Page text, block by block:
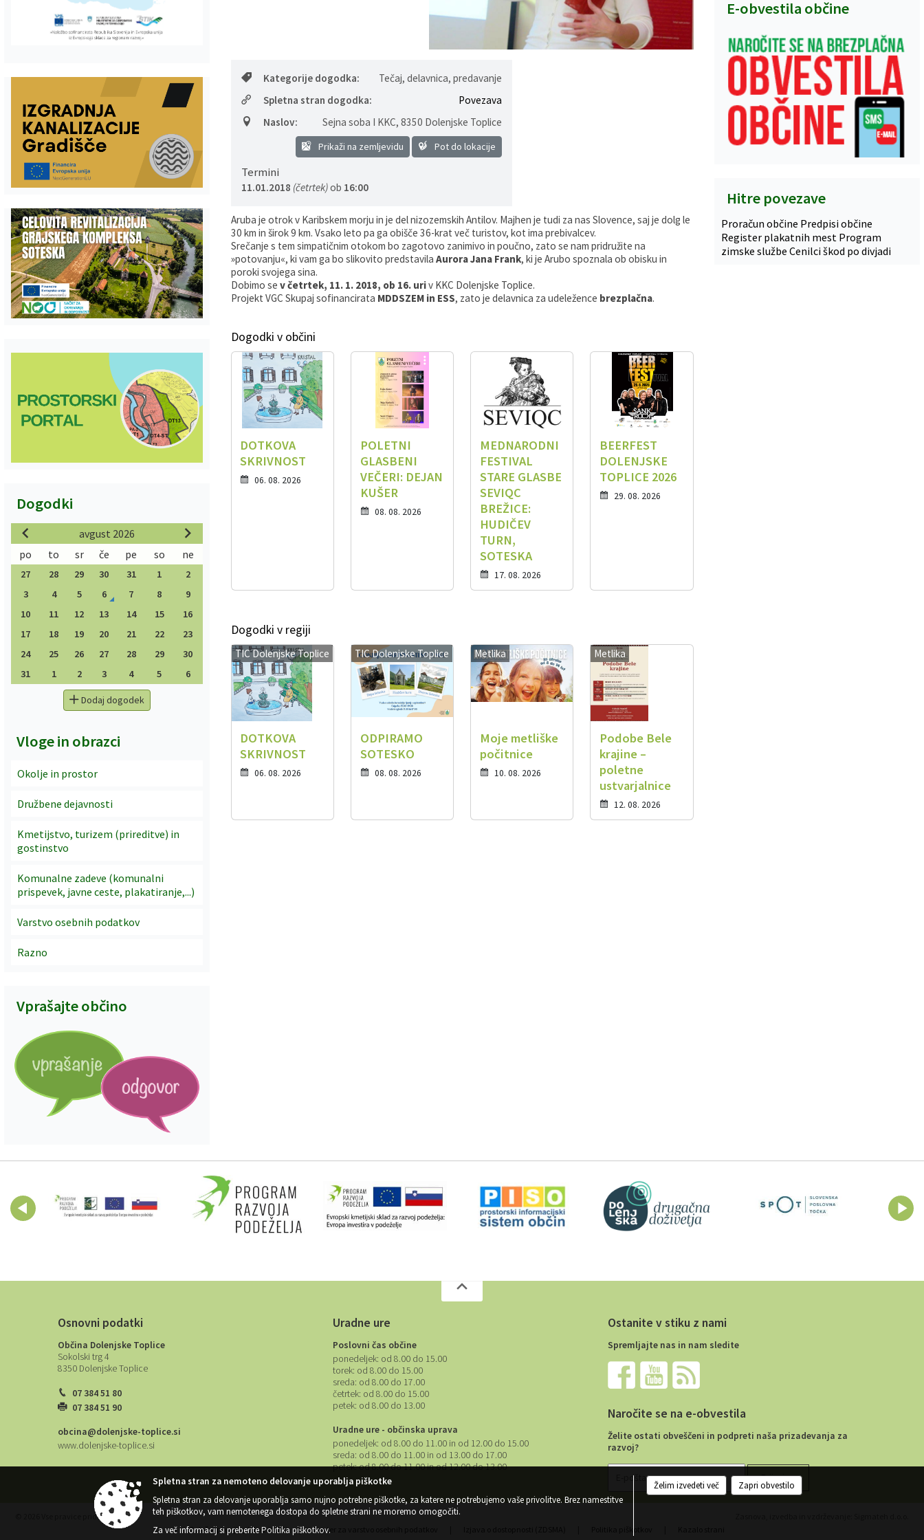
Kategorije dogodka:
Tečaj, delavnica, predavanje
Spletna stran dogodka:
Povezava
Naslov:
Sejna soba I KKC, 8350 Dolenjske Toplice
Prikaži na zemljevidu Pot do lokacije
Termini
11.01.2018 (četrtek)ob 16:00
Aruba je otrok v Karibskem morju in je del nizozemskih Antilov. Majhen je tudi za nas Slovence, saj je dolg le
30 km in širok 9 km. Vsako leto pa ga obišče 36-krat več turistov, kot ima prebivalcev.
Srečanje s tem simpatičnim otokom bo zagotovo zanimivo in poučno, zato se nam pridružite na
»potovanju«, ki vam ga bo slikovito predstavila Aurora Jana Frank, ki je Arubo spoznala ob obisku in
poroki svojega sina.
Dobimo se v četrtek, 11. 1. 2018, ob 16. uriv KKC Dolenjske Toplice.
Projekt VGC Skupaj sofinancirata MDDSZEM in ESS, zato je delavnica za udeležence brezplačna.
Dogodki v občini
DOTKOVA
SKRIVNOST
06. 08. 2026
POLETNI
GLASBENI
VEČERI: DEJAN
KUŠER
08. 08. 2026
MEDNARODNI
FESTIVAL
STARE GLASBE
SEVIQC
BREŽICE:
HUDIČEV
TURN,
SOTESKA
17. 08. 2026
BEERFEST
DOLENJSKE
TOPLICE 2026
29. 08. 2026
Dogodki v regiji
TIC Dolenjske Toplice
DOTKOVA
SKRIVNOST
06. 08. 2026
TIC Dolenjske Toplice
ODPIRAMO
SOTESKO
08. 08. 2026
Metlika
Moje metliške
počitnice
10. 08. 2026
Metlika
Podobe Bele
krajine –
poletne
ustvarjalnice
12. 08. 2026
Dogodki
avgust 2026
po
to sr če pe so ne
27 28 29 30 31 1
2
3
4 5 6 7 8
9
10
11 12 13 14 15
16
17
18 19 20 21 22
23
24
25 26 27 28 29
30
31
1 2 3 4 5 6
Dodaj dogodek
Vloge in obrazci
Okolje in prostor
Družbene dejavnosti
Kmetijstvo, turizem (prireditve) in
gostinstvo
Komunalne zadeve (komunalni
prispevek, javne ceste, plakatiranje,...)
Varstvo osebnih podatkov
Razno
Vprašajte občino
E-obvestila občine
Hitre povezave
Proračun občine Predpisi občine
Register plakatnih mest Program
zimske službe Cenilci škod po divjadi
Osnovni podatki
Občina Dolenjske Toplice
Sokolski trg 4
8350 Dolenjske Toplice
07 384 51 80
07 384 51 90
obcina@dolenjske-toplice.si
www.dolenjske-toplice.si
Uradne ure
Poslovni čas občine
ponedeljek: od 8.00 do 15.00
torek: od 8.00 do 15.00
sreda: od 8.00 do 17.00
četrtek: od 8.00 do 15.00
petek: od 8.00 do 13.00
Uradne ure - občinska uprava
ponedeljek: od 8.00 do 11.00 in od 12.00 do 15.00
sreda: od 8.00 do 11.00 in od 13.00 do 17.00
petek:od 8.00 do 11.00 in od 12.00 do 13.00
Ostanite v stiku z nami
Spremljajte nas in nam sledite
Naročite se na e-obvestila
Želite ostati obveščeni in podpreti naša prizadevanja za
razvoj?
© 2026 Vse pravice pridržane
Splošni pogoji spletne strani
| Center za varstvo osebnih podatkov
Spletna stran za nemoteno delovanje uporablja piškotke
Spletna stran za delovanje uporablja samo nujno potrebne piškotke, za katere ne potrebujemo vaše privolitve. Brez namestitve
teh piškotkov, vam nemotenega dostopa do spletne strani ne moremo omogočiti.
Za več informacij si preberitePolitika piškotkov.
Želim izvedeti več Zapri obvestilo
Gospodarstvo
Katalog informacij javnega značaja
Vizitka občine
Skupne službe
Predpisi in odloki
Lokalne volitve
Folklorna skupina DPŽ Dolenjske Toplice